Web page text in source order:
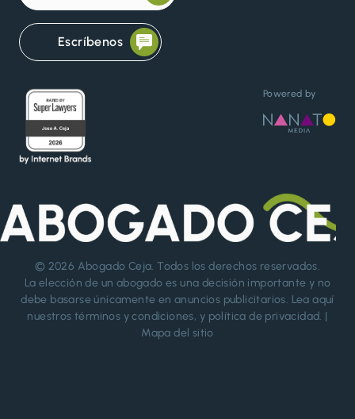
Escríbenos
Powered by
© 2026 Abogado Ceja. Todos los derechos reservados.
La elección de un abogado es una decisión importante y no
debe basarse únicamente en anuncios publicitarios. Lea aquí
nuestrostérminos y condiciones, y política de privacidad. |
Mapa del sitio